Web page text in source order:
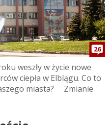
26
weszły w życie nowe
ciepła w Elblągu. Co to
miasta? Zmianie